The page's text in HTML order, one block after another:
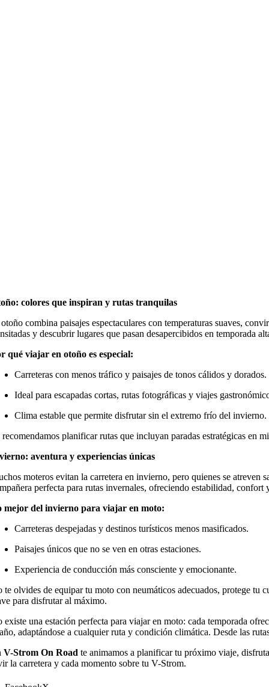
colores que inspiran y rutas tranquilas
combina paisajes espectaculares con temperaturas suaves,
y descubrir lugares que pasan desapercibidos en temporada
qué viajar en otoño es especial:
Carreteras con menos tráfico y paisajes de tonos cálidos y dorados.
Ideal para escapadas cortas, rutas fotográficas y viajes
Clima estable que permite disfrutar sin el extremo frío del invierno.
recomendamos planificar rutas que incluyan paradas estratégicas en
aventura y experiencias únicas
moteros evitan la carretera en invierno, pero quienes se atreven
perfecta para rutas invernales, ofreciendo estabilidad,
mejor del invierno para viajar en moto:
Carreteras despejadas y destinos turísticos menos masificados.
Paisajes únicos que no se ven en otras estaciones.
Experiencia de conducción más consciente y emocionante.
te olvides de equipar tu moto con neumáticos adecuados, protege tu
para disfrutar al máximo.
existe una estación perfecta para viajar en moto: cada temporada
adaptándose a cualquier ruta y condición climática. Desde las
V-Strom On Road te animamos a planificar tu próximo viaje,
la carretera y cada momento sobre tu V-Strom.